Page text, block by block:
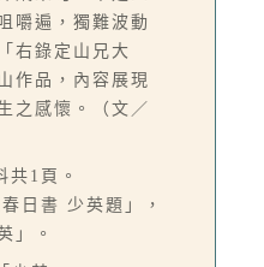
嚼遍，獨難波動
右錄定山兄大
作品，內容展現
之感懷。（文／
共1頁。
日書 少英題」，
」。